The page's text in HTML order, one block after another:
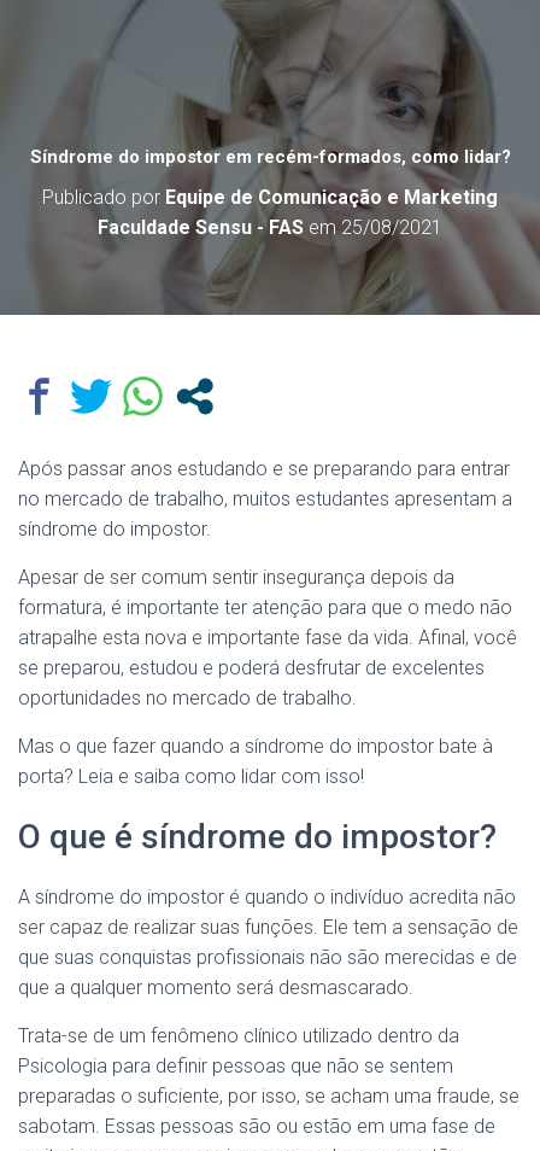
Síndrome do impostor em recém-formados, como lidar?
Publicado por Equipe de Comunicação e Marketing
Faculdade Sensu - FAS em 25/08/2021
Após passar anos estudando e se preparando para entrar
no mercado de trabalho, muitos estudantes apresentam a
síndrome do impostor.
Apesar de ser comum sentir insegurança depois da
formatura, é importante ter atenção para que o medo não
atrapalhe esta nova e importante fase da vida. Afinal, você
se preparou, estudou e poderá desfrutar de excelentes
oportunidades no mercado de trabalho.
Mas o que fazer quando a síndrome do impostor bate à
porta? Leia e saiba como lidar com isso!
O que é síndrome do impostor?
A síndrome do impostor é quando o indivíduo acredita não
ser capaz de realizar suas funções. Ele tem a sensação de
que suas conquistas profissionais não são merecidas e de
que a qualquer momento será desmascarado.
Trata-se de um fenômeno clínico utilizado dentro da
Psicologia para definir pessoas que não se sentem
preparadas o suficiente, por isso, se acham uma fraude, se
sabotam. Essas pessoas são ou estão em uma fase de